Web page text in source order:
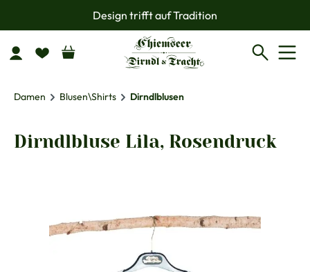
Zum Hauptinhalt springenDesign trifft auf Tradition
Damen Blusen\Shirts Dirndlblusen
Dirndlbluse Lila, Rosendruck